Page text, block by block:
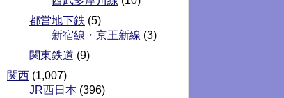
都営地下鉄 (5)
新宿線・京王新線 (3)
関東鉄道 (9)
関西 (1,007)
JR西日本 (396)